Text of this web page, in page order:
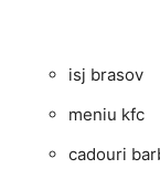
isj brasov
meniu kfc
cadouri